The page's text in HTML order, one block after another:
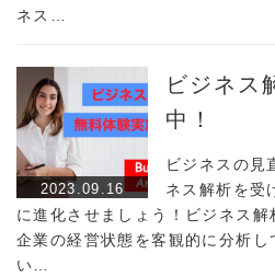
ネス…
2023.09.16
ビジネス
中！
ビジネスの見
ネス解析を受
に進化させましょう！ビジネス
企業の経営状態を客観的に分析し
い…